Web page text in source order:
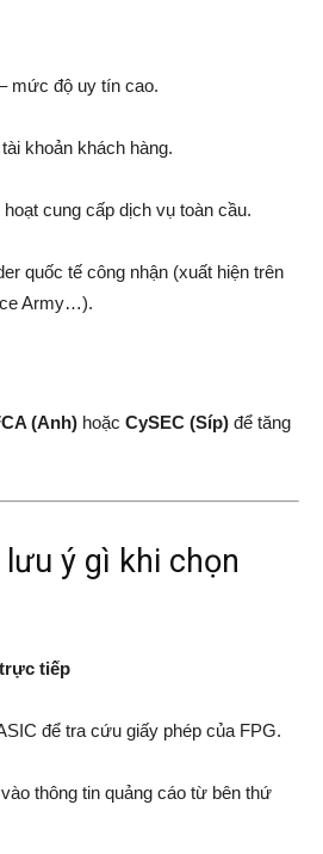
mức độ uy tín cao.
khoản khách hàng.
hoạt cung cấp dịch vụ toàn cầu.
quốc tế công nhận (xuất hiện trên
Army…).
(Anh) hoặc CySEC (Síp) để tăng
lưu ý gì khi chọn
tiếp
để tra cứu giấy phép của FPG.
thông tin quảng cáo từ bên thứ